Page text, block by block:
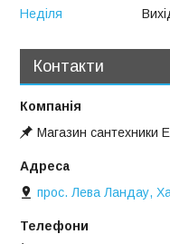
Неділя
Контакти
Магазин сантехники
прос. Лева Ландау,